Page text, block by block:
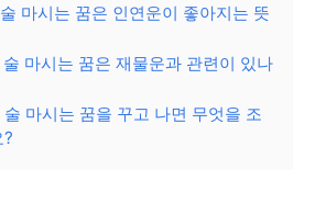
마시는 꿈은 인연운이 좋아지는 뜻
마시는 꿈은 재물운과 관련이 있나
술 마시는 꿈을 꾸고 나면 무엇을 조